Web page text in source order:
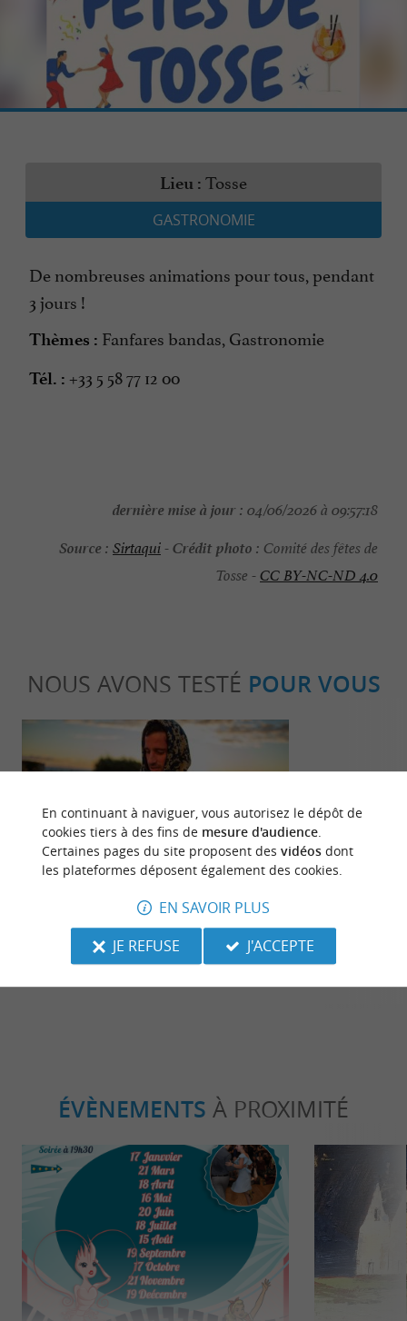
Lieu : Tosse
GASTRONOMIE
De nombreuses animations pour tous, pendant
3 jours !
Thèmes : Fanfares bandas, Gastronomie
Tél. : +33 5 58 77 12 00
dernière mise à jour : 04/06/2026 à 09:57:18
Source : Sirtaqui-Crédit photo : Comité des fêtes de
Tosse -CC BY-NC-ND 4.0
NOUS AVONS TESTÉ POUR VOUS
ALL-IN : Découvrez la marque
référence en ponchos de surf et
accessoires de sports nautiques !
4,5 km - Seignosse
Familiale Familiale
ÉVÈNEMENTS À PROXIMITÉ
En continuant à naviguer, vous autorisez le dépôt de
cookies tiers à des fins de mesure d'audience.
Certaines pages du site proposent des vidéosdont
les plateformes déposent également des cookies.
EN SAVOIR PLUS
JE REFUSE
J'ACCEPTE